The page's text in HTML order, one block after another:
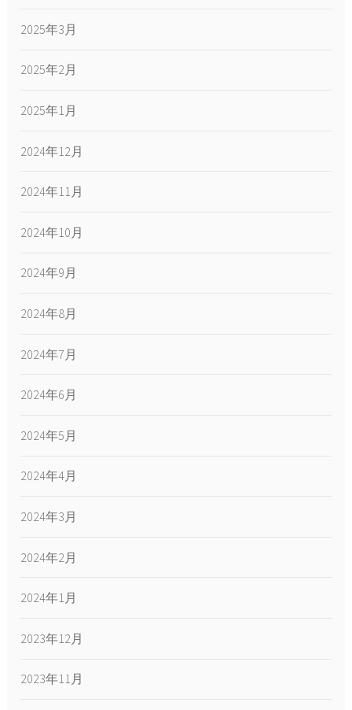
2025年3月
2025年2月
2025年1月
2024年12月
2024年11月
2024年10月
2024年9月
2024年8月
2024年7月
2024年6月
2024年5月
2024年4月
2024年3月
2024年2月
2024年1月
2023年12月
2023年11月